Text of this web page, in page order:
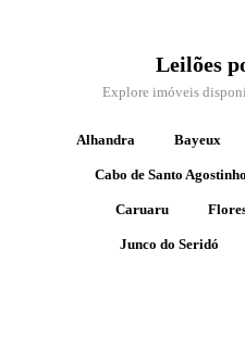
Leilões
Explore imóveis
Alhandra Bayeux
Cabo de Santo Agostinho
Caruaru
Junco do Seridó